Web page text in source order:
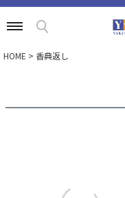
HOME 香典返し